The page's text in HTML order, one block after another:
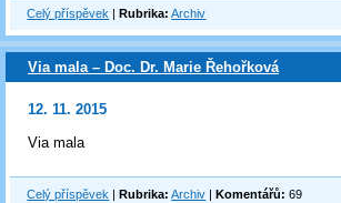
Celý příspěvek |Rubrika: Archiv
Via mala – Doc. Dr. Marie Řehořková
12. 11. 2015
Via mala
Celý příspěvek |Rubrika: Archiv |Komentářů: 69